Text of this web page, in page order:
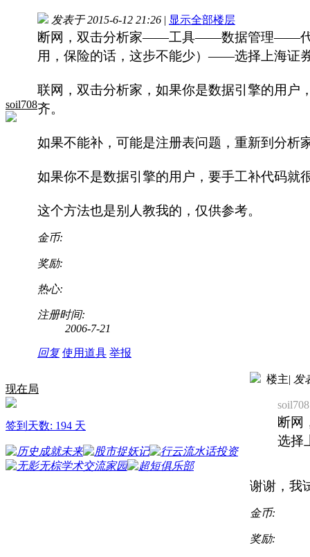
soil708
发表于 2015-6-12 21:26 | 显示全部楼层
断网，双击分析家——工具——数据管理——
用，保险的话，这步不能少）——选择上海
联网，双击分析家，如果你是数据引擎的用
齐。
如果不能补，可能是注册表问题，重新到分析
如果你不是数据引擎的用户，要手工补代码就
这个方法也是别人教我的，仅供参考。
金币:
奖励:
热心:
注册时间:
2006-7-21
回复 使用道具 举报
现在局
签到天数: 194 天
楼主| 发
断
选择
谢谢，我
金币:
奖励: